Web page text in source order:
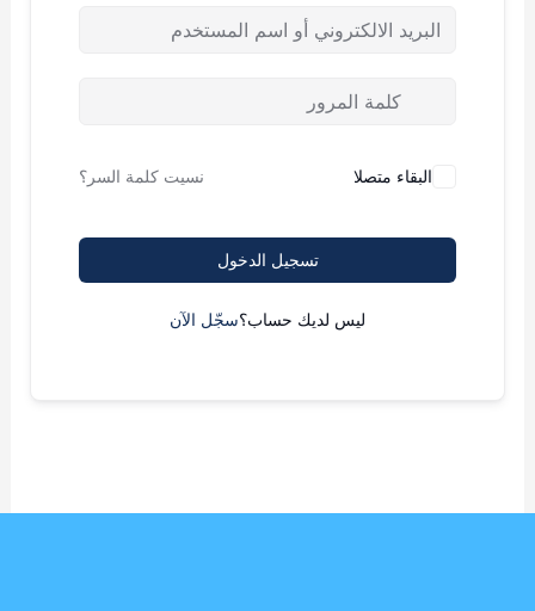
البقاء متصلا نسيت كلمة السر؟
تسجيل الدخول
ليس لديك حساب؟سجّل الآن